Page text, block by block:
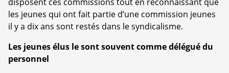
les jeunes qui ont fait partie d’une commission jeunes
il y a dix ans sont restés dans le syndicalisme.
Les jeunes élus le sont souvent comme délégué du
personnel